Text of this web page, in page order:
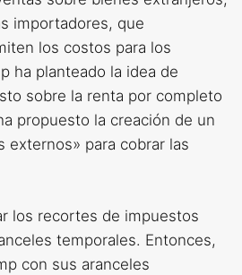
importadores, que
los costos para los
ha planteado la idea de
sobre la renta por completo
propuesto la creación de un
externos» para cobrar las
los recortes de impuestos
temporales. Entonces,
con sus aranceles